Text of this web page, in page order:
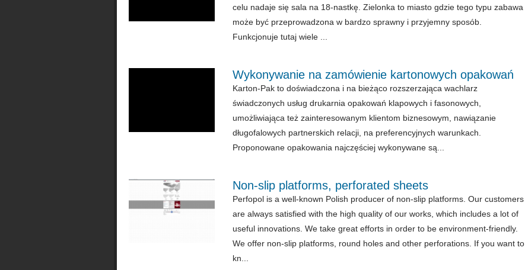
celu nadaje się sala na 18-nastkę. Zielonka to miasto gdzie tego typu zabawa
może być przeprowadzona w bardzo sprawny i przyjemny sposób.
Funkcjonuje tutaj wiele ...
Wykonywanie na zamówienie kartonowych opakowań
Karton-Pak to doświadczona i na bieżąco rozszerzająca wachlarz
świadczonych usług drukarnia opakowań klapowych i fasonowych,
umożliwiająca też zainteresowanym klientom biznesowym, nawiązanie
długofalowych partnerskich relacji, na preferencyjnych warunkach.
Proponowane opakowania najczęściej wykonywane są...
Non-slip platforms, perforated sheets
Perfopol is a well-known Polish producer of non-slip platforms. Our customers
are always satisfied with the high quality of our works, which includes a lot of
useful innovations. We take great efforts in order to be environment-friendly.
We offer non-slip platforms, round holes and other perforations. If you want to
kn...